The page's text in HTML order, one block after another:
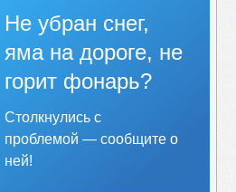
Не убран снег,
яма на дороге, не
горит фонарь?
Столкнулись с
проблемой — сообщите о
ней!